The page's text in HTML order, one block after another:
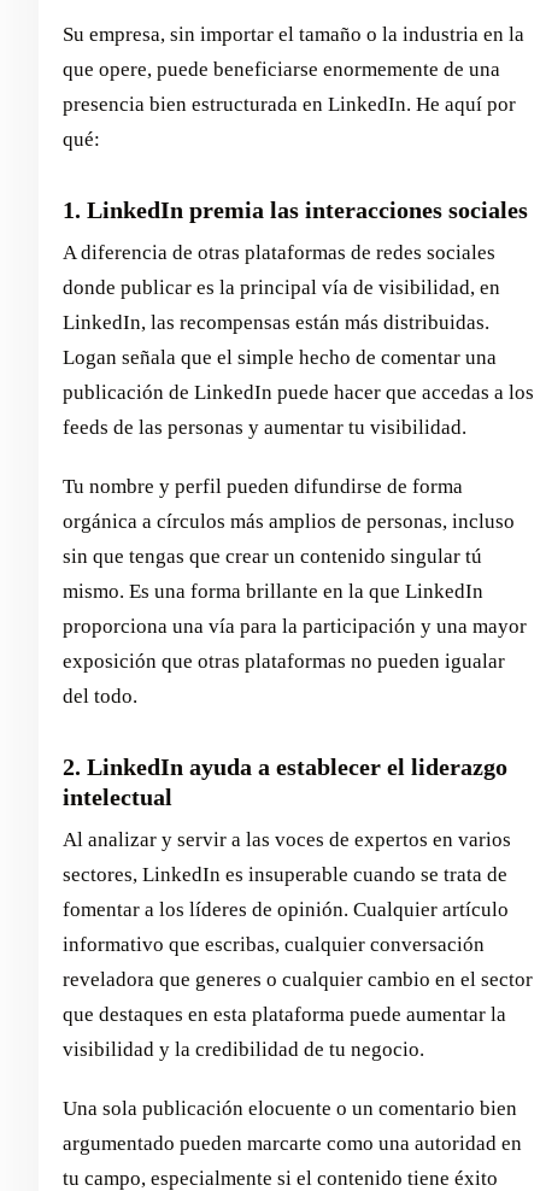
Su empresa, sin importar el tamaño o la industria en la
que opere, puede beneficiarse enormemente de una
presencia bien estructurada en LinkedIn. He aquí por
qué:
1. LinkedIn premia las interacciones sociales
A diferencia de otras plataformas de redes sociales
donde publicar es la principal vía de visibilidad, en
LinkedIn, las recompensas están más distribuidas.
Logan señala que el simple hecho de comentar una
publicación de LinkedIn puede hacer que accedas a los
feeds de las personas y aumentar tu visibilidad.
Tu nombre y perfil pueden difundirse de forma
orgánica a círculos más amplios de personas, incluso
sin que tengas que crear un contenido singular tú
mismo. Es una forma brillante en la que LinkedIn
proporciona una vía para la participación y una mayor
exposición que otras plataformas no pueden igualar
del todo.
2. LinkedIn ayuda a establecer el liderazgo
intelectual
Al analizar y servir a las voces de expertos en varios
sectores, LinkedIn es insuperable cuando se trata de
fomentar a los líderes de opinión. Cualquier artículo
informativo que escribas, cualquier conversación
reveladora que generes o cualquier cambio en el sector
que destaques en esta plataforma puede aumentar la
visibilidad y la credibilidad de tu negocio.
Una sola publicación elocuente o un comentario bien
argumentado pueden marcarte como una autoridad en
tu campo, especialmente si el contenido tiene éxito